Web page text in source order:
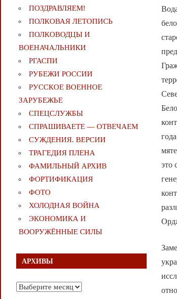
это
ПОЗДРАВЛЯЕМ!
ПОЛКОВАЯ ЛЕТОПИСЬ
ПОЛКОВОДЦЫ И
ВОЕНАЧАЛЬНИКИ
РГАСПИ
РУБЕЖИ РОССИИ
РУССКОЕ ВОЕННОЕ
ЗАРУБЕЖЬЕ
СПЕЦСЛУЖБЫ
СПРАШИВАЕТЕ — ОТВЕЧАЕМ
СУЖДЕНИЯ. ВЕРСИИ
ТРАГЕДИЯ ПЛЕНА
ФАМИЛЬНЫЙ АРХИВ
ФОРТИФИКАЦИЯ
ФОТО
ХОЛОДНАЯ ВОЙНА
ЭКОНОМИКА И
ВООРУЖЁННЫЕ СИЛЫ
АРХИВЫ
Архивы